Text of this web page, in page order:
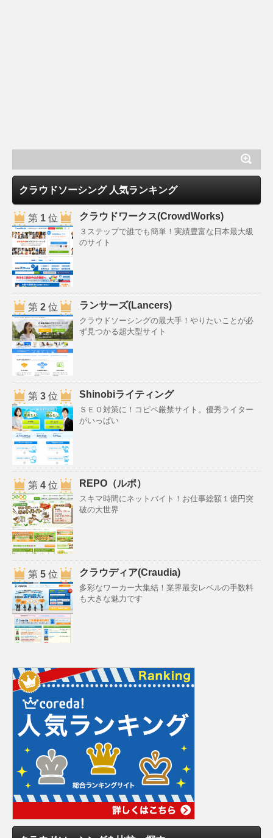
クラウドソーシング 人気ランキング
第 1位 クラウドワークス(CrowdWorks)
３ステップで誰でも簡単！実績豊富な日本最大級
のサイト
第 2位 ランサーズ(Lancers)
クラウドソーシングの最大手！やりたいことが必
ず見つかる超大型サイト
第 3位 Shinobiライティング
ＳＥＯ対策に！コピペ厳禁サイト。優秀ライター
がいっぱい
第 4位 REPO（ルポ）
スキマ時間にネットバイト！お仕事総額１億円突
破の大世界
第 5位 クラウディア(Craudia)
多彩なワーカー大集結！業界最安レベルの手数料
も大きな魅力です